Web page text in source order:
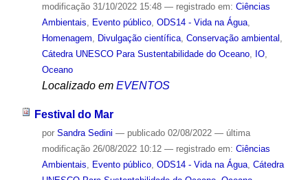
modificação31/10/2022 15:48 — registrado em: Ciências
Ambientais
Evento público, ODS14 - Vida na Água,
Homenagem
Divulgação científica, Conservação ambiental
Cátedra UNESCO Para Sustentabilidade do Oceano, IO,
Oceano
Localizado em EVENTOS
Festival do Mar
por Sandra Sedini — publicado02/08/2022 — última
modificação26/08/2022 10:12 — registrado em: Ciências
Ambientais, Evento público, ODS14 - Vida na Água, Cátedra